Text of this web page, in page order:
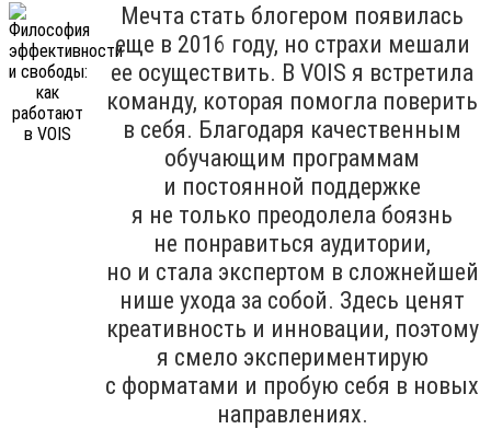
Мечта стать блогером появилась
еще в 2016 году, но страхи мешали
ее осуществить. В VOIS я встретила
команду, которая помогла поверить
в себя. Благодаря качественным
обучающим программам
и постоянной поддержке
я не только преодолела боязнь
не понравиться аудитории,
но и стала экспертом в сложнейшей
нише ухода за собой. Здесь ценят
креативность и инновации, поэтому
я смело экспериментирую
с форматами и пробую себя в новых
направлениях.